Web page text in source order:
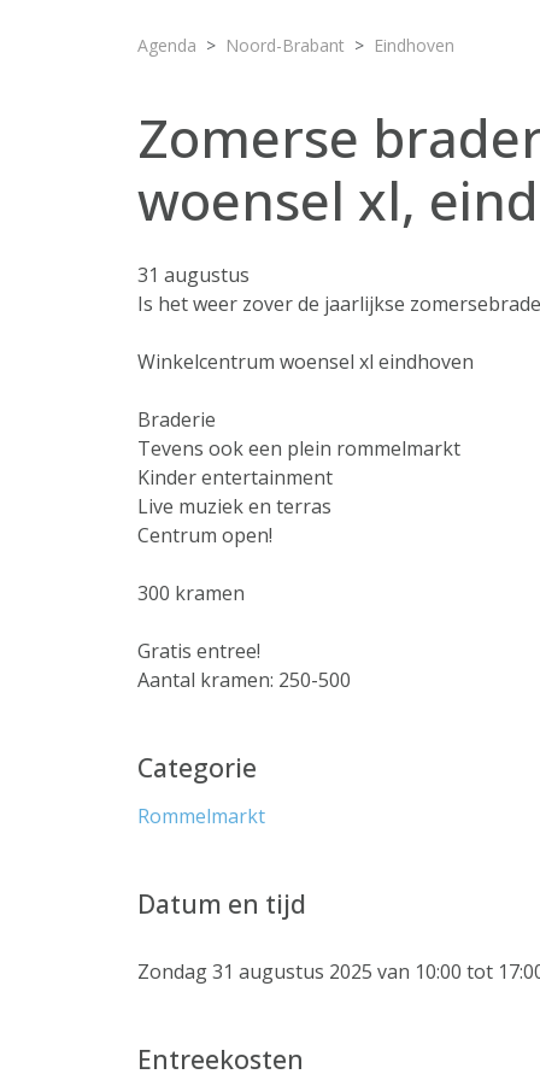
Agenda Noord-Brabant Eindhoven
Zomerse
woensel xl,
31 augustus
Is het weer zover de jaarlijkse
Winkelcentrum woensel xl eindhoven
Braderie
Tevens ook een plein rommelmarkt
Kinder entertainment
Live muziek en terras
Centrum open!
300 kramen
Gratis entree!
Aantal kramen: 250-500
Categorie
Rommelmarkt
Datum en tijd
Zondag 31 augustus 2025 van 10:00 tot
Entreekosten